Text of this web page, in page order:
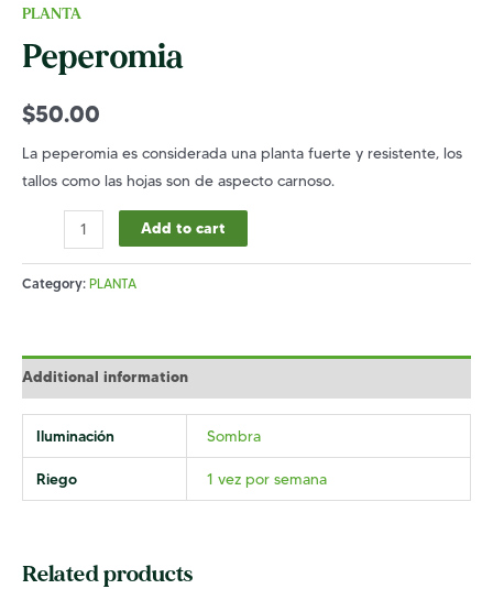
PLANTA
Peperomia
$50.00
La peperomia es considerada una planta fuerte y resistente, los
tallos como las hojas son de aspecto carnoso.
Peperomia
quantity
Add to cart
Category: PLANTA
Additional information
Iluminación Sombra
Riego 1 vez por semana
Related products